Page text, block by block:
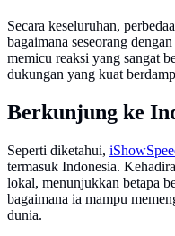
Secara keseluruhan,
bagaimana seseorang
memicu reaksi yang sangat
dukungan yang kuat
Berkunjung ke
Seperti diketahui,
termasuk Indonesia.
lokal, menunjukkan betapa
bagaimana ia mampu
dunia.